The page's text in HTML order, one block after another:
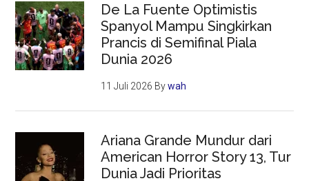
De La Fuente Optimistis
Spanyol Mampu Singkirkan
Prancis di Semifinal Piala
Dunia 2026
11 Juli 2026 Bywah
Ariana Grande Mundur dari
American Horror Story 13, Tur
Dunia Jadi Prioritas